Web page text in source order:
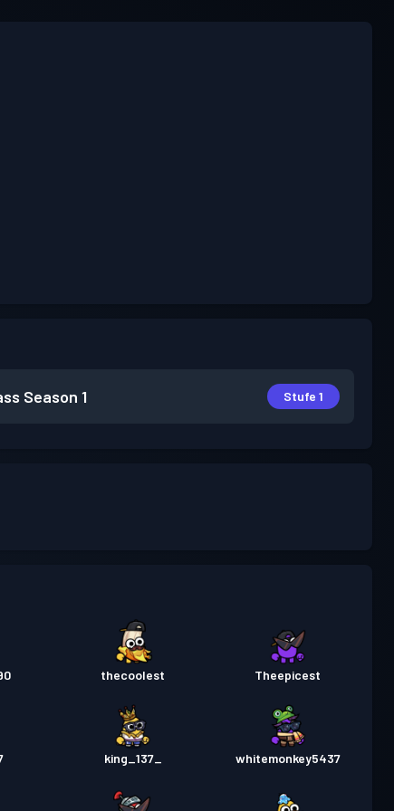
Season 1 Stufe 1
thecoolest Theepicest
king_137_ whitemonkey5437